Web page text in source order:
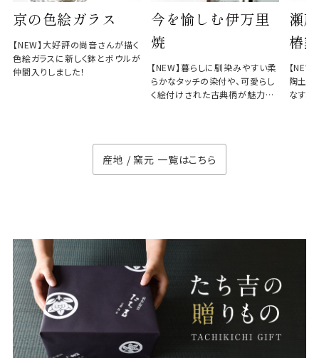
京の色絵ガラス
【NEW】大好評の尚音さんが描く
色絵ガラスに新しく鉢とボウルが
仲間入りしました！
今を愉しむ伊万里
焼
【NEW】暮らしに馴染みやすい柔
らかなタッチの染付や、可愛らし
く絵付けされた古典柄が魅力の
瀬
椿窯
【
陶土と
なす、
産地 / 窯元 一覧はこちら